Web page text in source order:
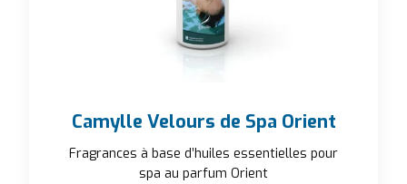
Camylle Velours de Spa Orient
Fragrances à base d’huiles essentielles pour
spa au parfum Orient